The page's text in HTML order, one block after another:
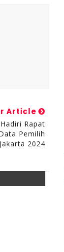
Article
Rapat
Pemilih
2024